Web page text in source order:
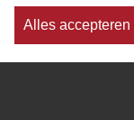
Alles accepteren